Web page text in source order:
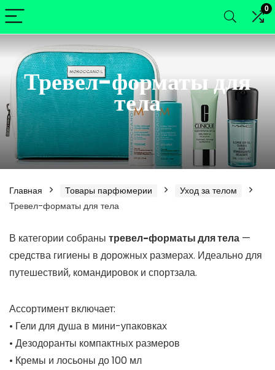
0
Тревел-форматы для
тела
Главная Товары парфюмерии
Уход за телом
Тревел-форматы для тела
В категории собраны тревел-форматы для тела —
средства гигиены в дорожных размерах. Идеально для
путешествий, командировок и спортзала.
Ассортимент включает:
• Гели для душа в мини-упаковках
• Дезодоранты компактных размеров
• Кремы и лосьоны до 100 мл